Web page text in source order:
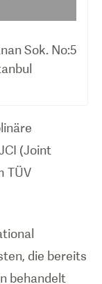
Sok. No:5
(Joint
TÜV
die bereits
behandelt